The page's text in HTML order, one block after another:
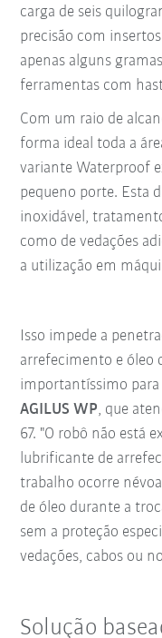
carga de seis
precisão com
apenas alguns
ferramentas com
Com um raio de
forma ideal toda a
variante Waterproof
pequeno porte. Esta
inoxidável,
como de vedações
a utilização em
Isso impede a
arrefecimento e óleo
importantíssimo para
AGILUS WP, que
67. "O robô não está
lubrificante de
trabalho ocorre
de óleo durante a
sem a proteção
vedações, cabos ou
Solução